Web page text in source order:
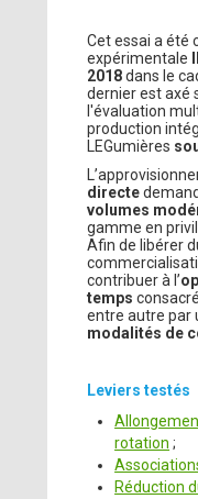
Cet essai a été
expérimentale
2018dans le
dernier est axé
l'évaluation
production
LEGumières
directe
volumes
gamme en
Afin de libérer
contribuer à l’
temps
entre autre par
modalités de
Leviers testés
rotation ;
Réduction